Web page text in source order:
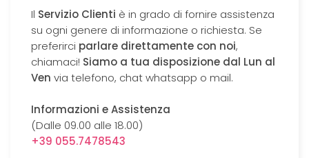
prima possibile.
Il Servizio Clienti è in grado di fornire assistenza
su ogni genere di informazione o richiesta. Se
preferirci parlare direttamente con noi,
chiamaci! Siamo a tua disposizione dal Lun al
Ven via telefono, chat whatsapp o mail.
Informazioni e Assistenza
(Dalle 09.00 alle 18.00)
+39 055.7478543